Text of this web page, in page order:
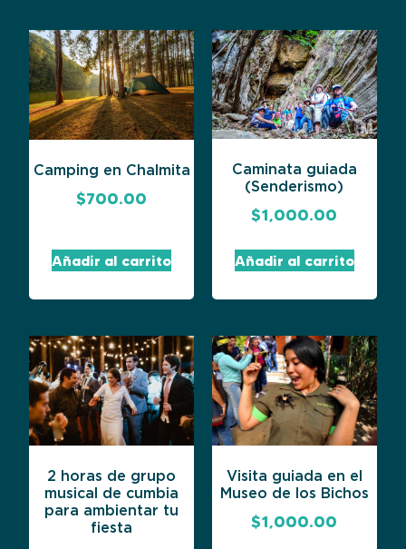
Camping en Chalmita
$700.00
Añadir al carrito
Caminata guiada
(Senderismo)
$1,000.00
Añadir al carrito
2 horas de grupo
musical de cumbia
para ambientar tu
fiesta
Visita guiada en el
Museo de los Bichos
$1,000.00